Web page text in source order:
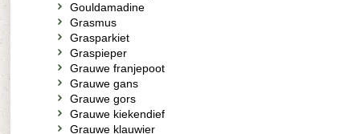
Gouldamadine
Grasmus
Grasparkiet
Graspieper
Grauwe franjepoot
Grauwe gans
Grauwe gors
Grauwe kiekendief
Grauwe klauwier